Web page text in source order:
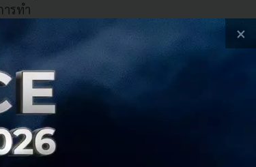
ารทำ
ม่เคยมี
ขึ้นเป็น
×